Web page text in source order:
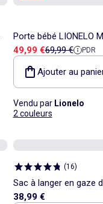
Porte bébé LIONELO
d’air - 3 positions de
supplémentai
Prix de vente
49,99 €Prix de
69,99 € PDR
Ajouter au
Vendu par Lionelo
2 couleurs
(16)
Sac à langer en gaze
38,99 €